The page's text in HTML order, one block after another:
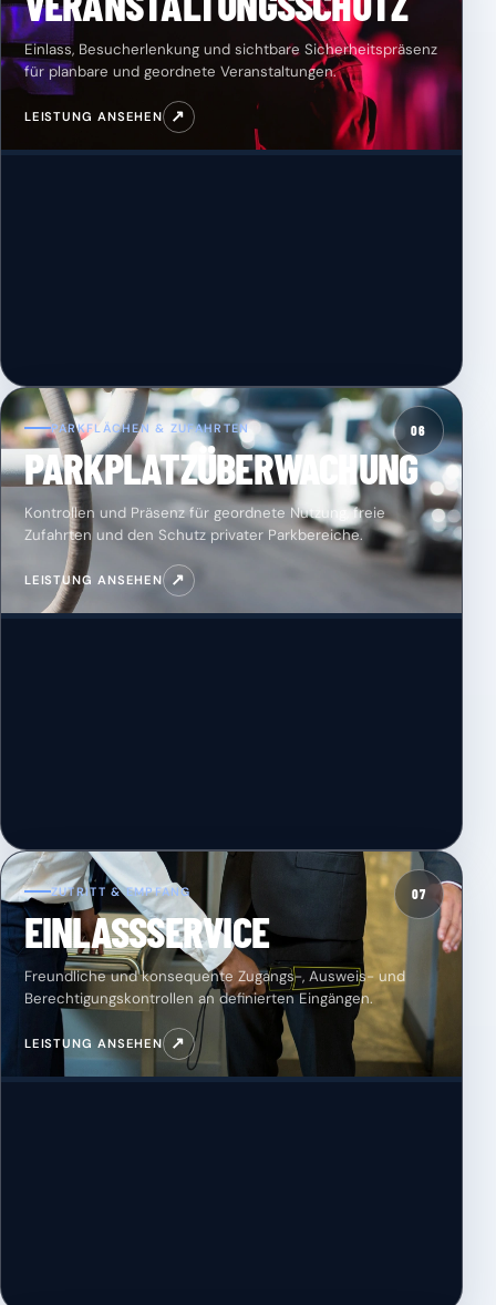
Einlass, Besucherlenkung und sichtbare Sicherheitspräsenz
für planbare und geordnete Veranstaltungen.
LEISTUNG ANSEHEN ↗
06
PARKFLÄCHEN & ZUFAHRTEN
PARKPLATZÜBERWACHUNG
Kontrollen und Präsenz für geordnete Nutzung, freie
Zufahrten und den Schutz privater Parkbereiche.
LEISTUNG ANSEHEN ↗
07
ZUTRITT & EMPFANG
EINLASSSERVICE
Freundliche und konsequente Zugangs-, Ausweis- und
Berechtigungskontrollen an definierten Eingängen.
LEISTUNG ANSEHEN ↗